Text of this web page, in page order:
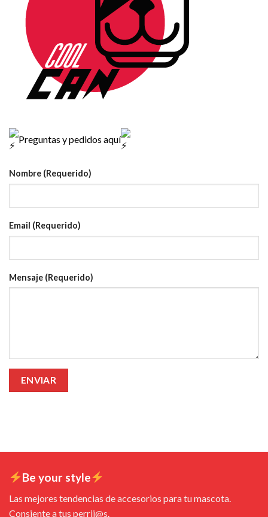
Preguntas y pedidos aquí
Nombre (Requerido)
Email (Requerido)
Mensaje (Requerido)
Be your style
Las mejores tendencias de accesorios para tu mascota.
Consiente a tus perrij@s.